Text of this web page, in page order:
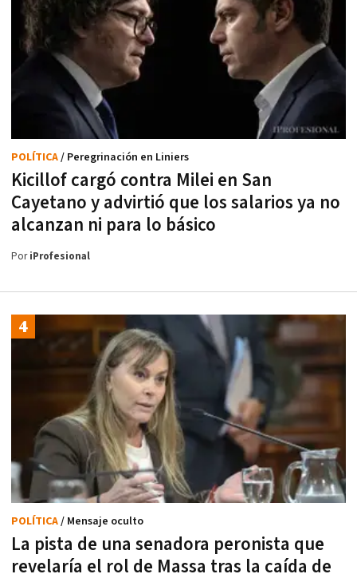
Kicillof cargó contra Milei en San
Cayetano y advirtió que los salarios ya no
alcanzan ni para lo básico
POLÍTICA/ Peregrinación en Liniers
PoriProfesional
La pista de una senadora peronista que
revelaría el rol de Massa tras la caída de
POLÍTICA/ Mensaje oculto